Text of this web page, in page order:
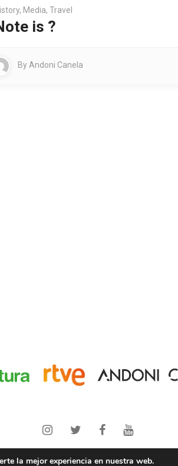
, Media, Travel
is ?
ByAndoni Canela
© 2021 PANTERAS y
la mejor experiencia en nuestra web.